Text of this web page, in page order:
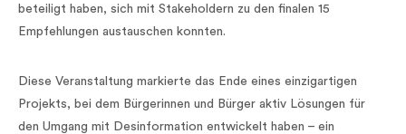
beteiligt haben, sich mit Stakeholdern zu den finalen 15
Empfehlungen austauschen konnten.
Diese Veranstaltung markierte das Ende eines einzigartigen
Projekts, bei dem Bürgerinnen und Bürger aktiv Lösungen für
den Umgang mit Desinformation entwickelt haben – ein